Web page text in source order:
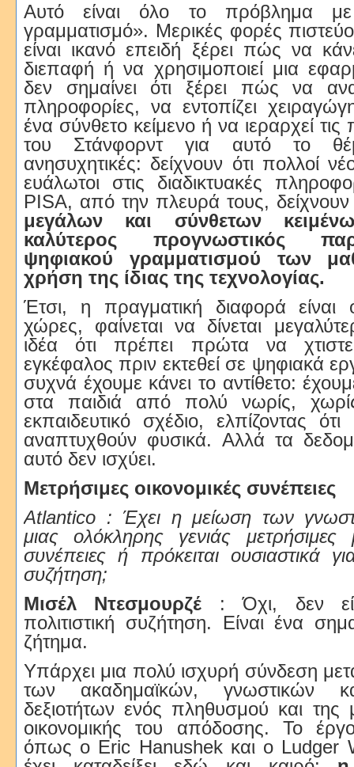
Αυτό είναι όλο το πρόβλημα
γραμματισμό». Μερικές φορές
είναι ικανό επειδή ξέρει πώς να
διεπαφή ή να χρησιμοποιεί μια
δεν σημαίνει ότι ξέρει πώς να
πληροφορίες, να εντοπίζει
ένα σύνθετο κείμενο ή να ιεραρχεί τις
του Στάνφορντ για αυτό το
ανησυχητικές: δείχνουν ότι πολλοί
ευάλωτοι στις διαδικτυακές
PISA, από την πλευρά τους, δείχνουν
μεγάλων και σύνθετων
καλύτερος προγνωστικός
ψηφιακού γραμματισμού των
χρήση της ίδιας της τεχνολογίας.
Έτσι, η πραγματική διαφορά είναι
χώρες, φαίνεται να δίνεται
ιδέα ότι πρέπει πρώτα να
εγκέφαλος πριν εκτεθεί σε ψηφιακά
συχνά έχουμε κάνει το αντίθετο:
στα παιδιά από πολύ νωρίς,
εκπαιδευτικό σχέδιο, ελπίζοντας ότι
αναπτυχθούν φυσικά. Αλλά τα
αυτό δεν ισχύει.
Mετρήσιμες οικονομικές συνέπειες
Atlantico : Έχει η μείωση των
μιας ολόκληρης γενιάς μετρήσιμες
συνέπειες ή πρόκειται ουσιαστικά
συζήτηση;
Μισέλ Ντεσμουρζέ : Όχι, δεν
πολιτιστική συζήτηση. Είναι ένα
ζήτημα.
Υπάρχει μια πολύ ισχυρή σύνδεση
των ακαδημαϊκών, γνωστικών
δεξιοτήτων ενός πληθυσμού και
οικονομικής του απόδοσης. Το
όπως ο Eric Hanushek και ο Ludger